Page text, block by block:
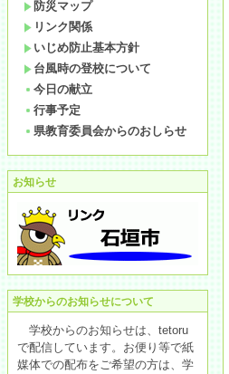
防災マップ
リンク関係
いじめ防止基本方針
台風時の登校について
今日の献立
行事予定
県教育委員会からのおしらせ
お知らせ
学校からのお知らせについて
学校からのお知らせは、tetoru
で配信しています。お便り等で紙
媒体での配布をご希望の方は、学